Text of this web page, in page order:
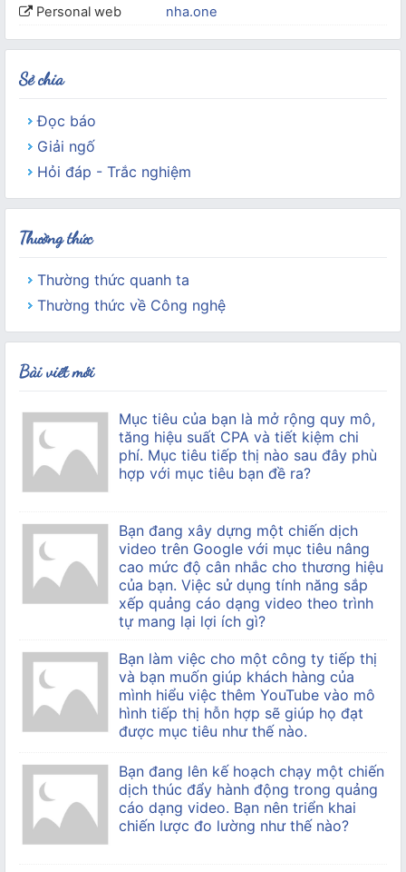
Personal web nha.one
Sẻ chia
Đọc báo
Giải ngố
Hỏi đáp - Trắc nghiệm
Thường thức
Thường thức quanh ta
Thường thức về Công nghệ
Bài viết mới
Mục tiêu của bạn là mở rộng quy mô,
tăng hiệu suất CPA và tiết kiệm chi
phí. Mục tiêu tiếp thị nào sau đây phù
hợp với mục tiêu bạn đề ra?
Bạn đang xây dựng một chiến dịch
video trên Google với mục tiêu nâng
cao mức độ cân nhắc cho thương hiệu
của bạn. Việc sử dụng tính năng sắp
xếp quảng cáo dạng video theo trình
tự mang lại lợi ích gì?
Bạn làm việc cho một công ty tiếp thị
và bạn muốn giúp khách hàng của
mình hiểu việc thêm YouTube vào mô
hình tiếp thị hỗn hợp sẽ giúp họ đạt
được mục tiêu như thế nào.
Bạn đang lên kế hoạch chạy một chiến
dịch thúc đẩy hành động trong quảng
cáo dạng video. Bạn nên triển khai
chiến lược đo lường như thế nào?